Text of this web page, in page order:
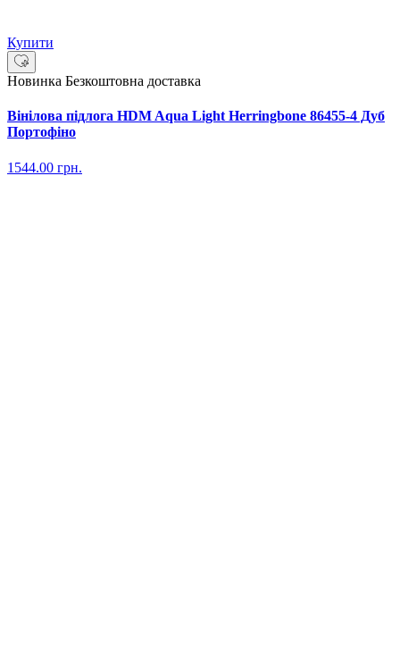
Купити
Новинка Безкоштовна доставка
Вінілова підлога HDM Aqua Light Herringbone 86455-4 Дуб
Портофіно
1544.00 грн.